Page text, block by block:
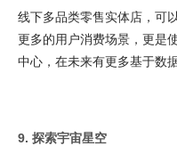
线下多品类零售实体店，可
更多的用户消费场景，更是
中心，在未来有更多基于数
9. 探索宇宙星空